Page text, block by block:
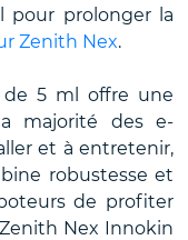
pour prolonger la
Zenith Nex.
de 5 ml offre une
majorité des e-
et à entretenir,
robustesse et
de profiter
Nex Innokin